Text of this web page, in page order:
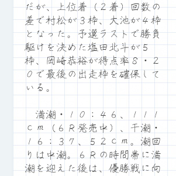
だが、上位着（２着）回数の
差で村松が３枠、大池が４枠
となった。予選ラストで勝負
駆けを決めた塩田北斗が５
枠、岡崎恭裕が得点率８・２
０で最後の出走枠を確保して
いる。
満潮・１０：４６、１１１
ｃｍ（６Ｒ発売中）、干潮・
１６：３７、５２ｃｍ。潮回
りは中潮。６Ｒの時間帯に満
潮を迎えた後は、優勝戦に向